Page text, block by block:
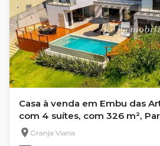
Casa à venda em Embu das
com 4 suítes, com 326 m²,
Granja Viana